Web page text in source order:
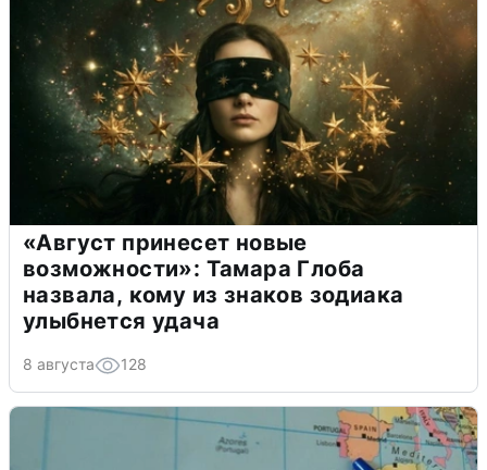
«Август принесет новые
возможности»: Тамара Глоба
назвала, кому из знаков зодиака
улыбнется удача
8 августа 128